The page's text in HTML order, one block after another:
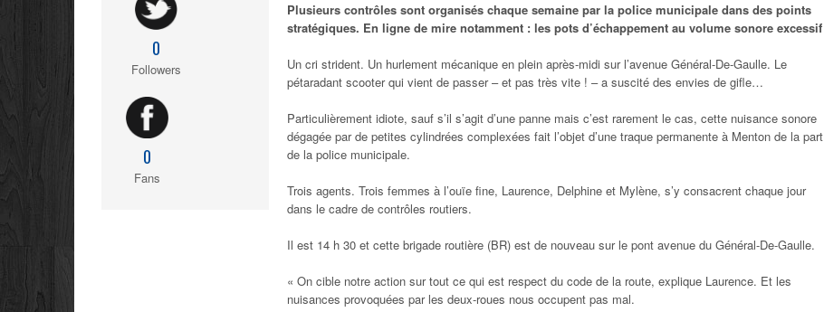
Plusieurs contrôles sont organisés chaque semaine par la police municipale dans des points
stratégiques. En ligne de mire notamment : les pots d’échappement au volume sonore excessif
Un cri strident. Un hurlement mécanique en plein après-midi sur l’avenue Général-De-Gaulle. Le
pétaradant scooter qui vient de passer – et pas très vite ! – a suscité des envies de gifle…
Particulièrement idiote, sauf s’il s’agit d’une panne mais c’est rarement le cas, cette nuisance sonore
dégagée par de petites cylindrées complexées fait l’objet d’une traque permanente à Menton de la part
de la police municipale.
Trois agents. Trois femmes à l’ouïe fine, Laurence, Delphine et Mylène, s’y consacrent chaque jour
dans le cadre de contrôles routiers.
Il est 14 h 30 et cette brigade routière (BR) est de nouveau sur le pont avenue du Général-De-Gaulle.
« On cible notre action sur tout ce qui est respect du code de la route, explique Laurence. Et les
nuisances provoquées par les deux-roues nous occupent pas mal.
0
Followers
0
Fans